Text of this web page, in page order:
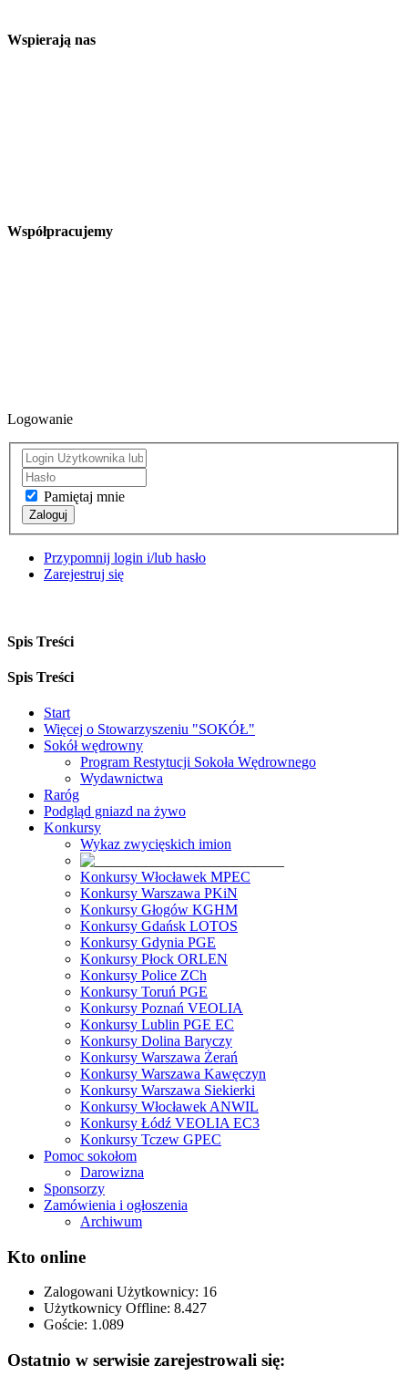
Wspierają nas
Współpracujemy
Logowanie
Pamiętaj mnie
Zaloguj
Przypomnij login i/lub hasło
Zarejestruj się
Spis Treści
Spis Treści
Start
Więcej o Stowarzyszeniu "SOKÓŁ"
Sokół wędrowny
Program Restytucji Sokoła Wędrownego
Wydawnictwa
Raróg
Podgląd gniazd na żywo
Konkursy
Wykaz zwycięskich imion
Konkursy Włocławek MPEC
Konkursy Warszawa PKiN
Konkursy Głogów KGHM
Konkursy Gdańsk LOTOS
Konkursy Gdynia PGE
Konkursy Płock ORLEN
Konkursy Police ZCh
Konkursy Toruń PGE
Konkursy Poznań VEOLIA
Konkursy Lublin PGE EC
Konkursy Dolina Baryczy
Konkursy Warszawa Żerań
Konkursy Warszawa Kawęczyn
Konkursy Warszawa Siekierki
Konkursy Włocławek ANWIL
Konkursy Łódź VEOLIA EC3
Konkursy Tczew GPEC
Pomoc sokołom
Darowizna
Sponsorzy
Zamówienia i ogłoszenia
Archiwum
Kto online
Zalogowani Użytkownicy: 16
Użytkownicy Offline: 8.427
Goście: 1.089
Ostatnio w serwisie zarejestrowali się: